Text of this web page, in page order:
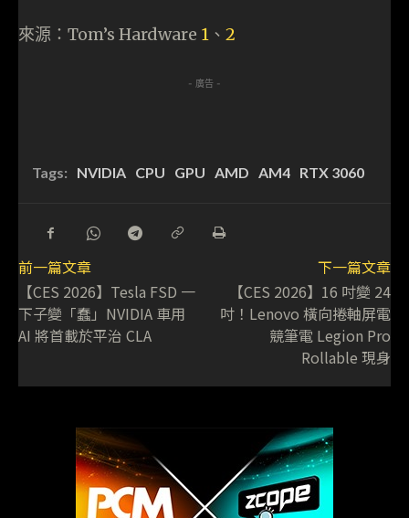
來源：Tom’s Hardware 1 、 2
- 廣告 -
Tags: NVIDIA CPU GPU AMD AM4 RTX 3060
前一篇文章
【CES 2026】Tesla FSD 一
下子變「蠢」NVIDIA 車用
AI 將首載於平治 CLA
下一篇文章
【CES 2026】16 吋變 24
吋！Lenovo 橫向捲軸屏電
競筆電 Legion Pro
Rollable 現身